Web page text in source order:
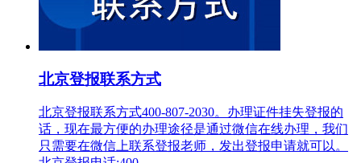
北京登报联系方式
北京登报联系方式400-807-2030。办理证件挂失登报的
话，现在最方便的办理途径是通过微信在线办理，我们
只需要在微信上联系登报老师，发出登报申请就可以。